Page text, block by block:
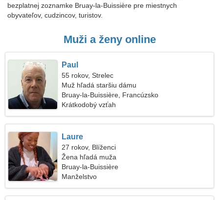
bezplatnej zoznamke Bruay-la-Buissière pre miestnych
obyvateľov, cudzincov, turistov.
Muži a ženy online
Paul
55 rokov, Strelec
Muž hľadá staršiu dámu
Bruay-la-Buissière, Francúzsko
Krátkodobý vzťah
Laure
27 rokov, Blíženci
Žena hľadá muža
Bruay-la-Buissière
Manželstvo